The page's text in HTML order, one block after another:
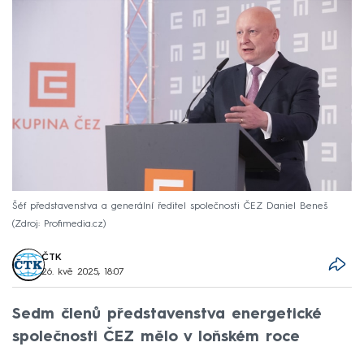
Šéf představenstva a generální ředitel společnosti ČEZ Daniel Beneš
Zdroj: Profimedia.cz
ČTK
26. kvě 2025, 18:07
Sedm členů představenstva energetické
společnosti ČEZ mělo v loňském roce